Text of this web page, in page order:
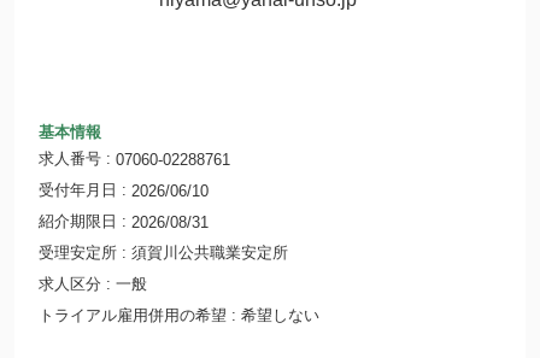
基本情報
求人番号
07060-02288761
受付年月日
2026/06/10
紹介期限日
2026/08/31
受理安定所
須賀川公共職業安定所
求人区分
一般
トライアル雇用併用の希望
希望しない